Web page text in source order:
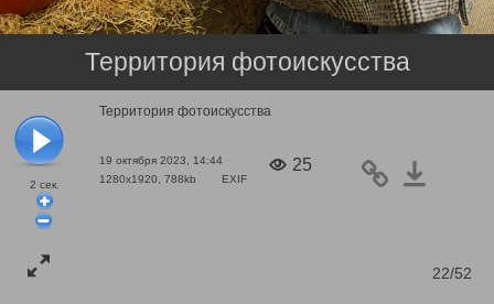
2 сек.
Территория фотоискусства
19 октября 2023, 14:44
1280x1920, 788kb
EXIF
25
22/52
Территория фотоискусства